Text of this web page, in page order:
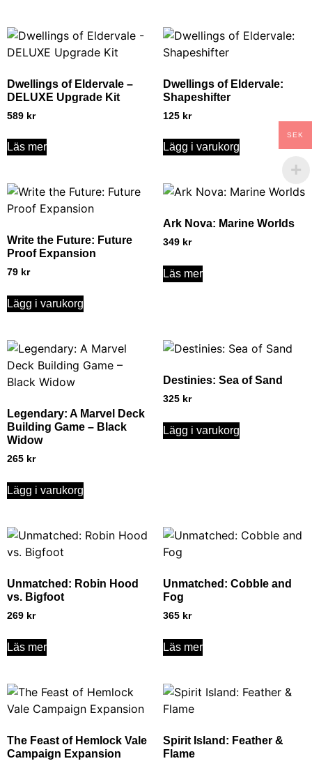
Dwellings of Eldervale –
DELUXE Upgrade Kit
589 kr
Läs mer
Dwellings of Eldervale:
Shapeshifter
125 kr
Lägg i varukorg
Write the Future: Future
Proof Expansion
79 kr
Lägg i varukorg
Ark Nova: Marine Worlds
349 kr
Läs mer
Legendary: A Marvel Deck
Building Game – Black
Widow
265 kr
Lägg i varukorg
Destinies: Sea of Sand
325 kr
Lägg i varukorg
Unmatched: Robin Hood
vs. Bigfoot
269 kr
Läs mer
Unmatched: Cobble and
Fog
365 kr
Läs mer
The Feast of Hemlock Vale
Campaign Expansion
Spirit Island: Feather &
Flame
SEK